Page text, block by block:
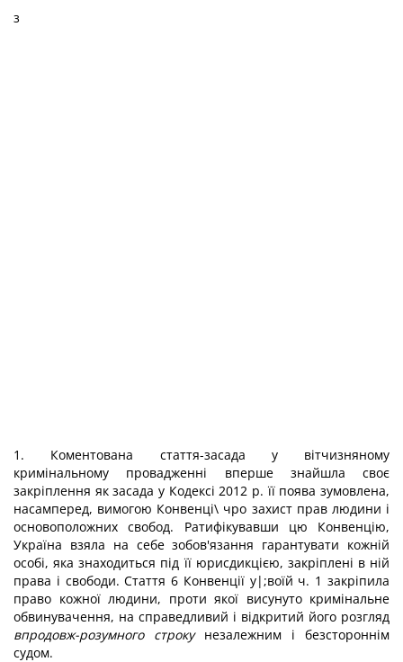
з
1. Коментована стаття-засада у вітчизняному
кримінальному провадженні вперше знайшла своє
закріплення як засада у Кодексі 2012 р. її поява зумовлена,
насамперед, вимогою Конвенці\ чро захист прав людини і
основоположних свобод. Ратифікувавши цю Конвенцію,
Україна взяла на себе зобов'язання гарантувати кожній
особі, яка знаходиться під її юрисдикцією, закріплені в ній
права і свободи. Стаття 6 Конвенції у|;воїй ч. 1 закріпила
право кожної людини, проти якої висунуто кримінальне
обвинувачення, на справедливий і відкритий його розгляд
впродовж-розумного строку незалежним і безстороннім
судом.